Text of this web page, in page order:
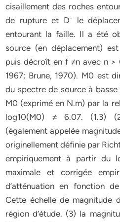
cisaillement des roches
de rupture et D¯ le
entourant la faille. Il a été
source (en déplacement)
puis décroît en f ≠n avec n >
1967; Brune, 1970). M0 est
du spectre de source à
M0 (exprimé en N.m) par la
log10(M0) ≠ 6.07. (1.3)
(également appelée
originellement définie par
empiriquement à partir du
maximale et corrigée
d’atténuation en fonction
Cette échelle de magnitude
région d’étude. (3) la